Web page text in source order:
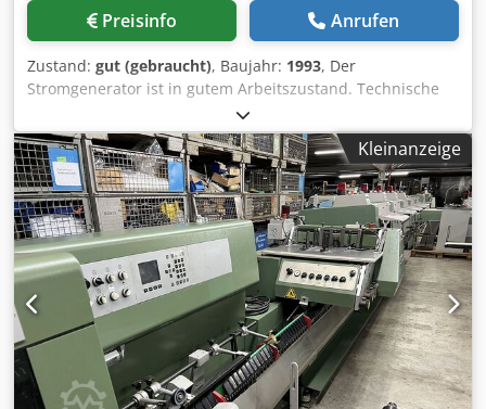
Teil des Vertrages. Es wird keine Garantie für
Vollständigkeit und Richtigkeit dieser Daten gegeben.
Preisinfo Anrufen
Zustand: gut (gebraucht), Baujahr: 1993, Der
Stromgenerator ist in gutem Arbeitszustand. Technische
Daten sind auf dem Typenschild der Maschine angegeben.
Dodpfx Asyh U Tqehysck
Kleinanzeige